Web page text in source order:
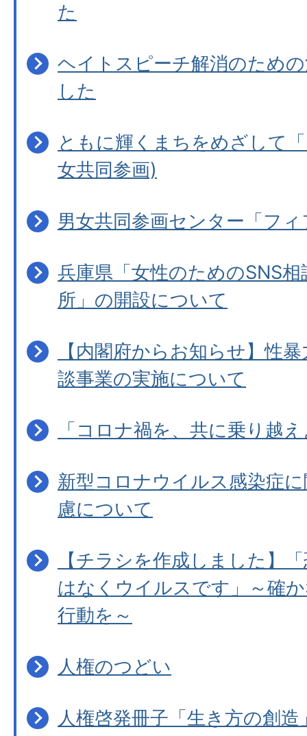
た
ヘイトスピーチ解消のため
した
ともに輝くまちをめざして
女共同参画)
男女共同参画センター「フ
兵庫県「女性のためのSNS
所」の開設について
【内閣府からお知らせ】性
談事業の実施について
「コロナ禍を、共に乗り越
新型コロナウイルス感染症
慮について
【チラシを作成しました】
はなくウイルスです」～確
行動を～
人権のつどい
人権啓発冊子「生き方の創造